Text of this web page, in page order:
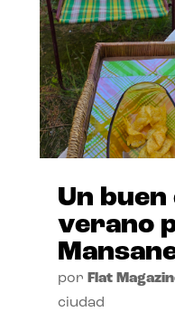
Un buen
verano
por Flat
ciudad